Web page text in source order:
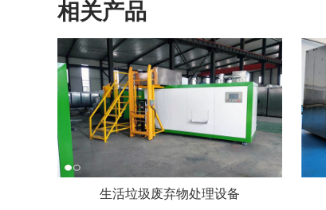
相关产品
生活垃圾废弃物处理设备